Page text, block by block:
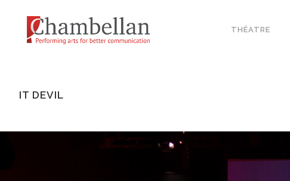
THÉATRE
IT DEVIL